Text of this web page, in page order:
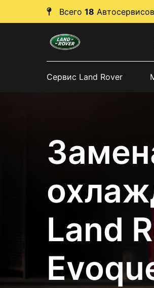
Всего 18 Автосервисов
Сервис Land Rover
Land